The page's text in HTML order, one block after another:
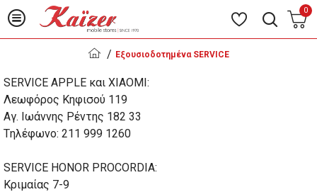
0
Εξουσιοδοτημένα SERVICE
SERVICE APPLE και XIAOMI:
Λεωφόρος Κηφισού 119
Αγ. Ιωάννης Ρέντης 182 33
Tηλέφωνο: 211 999 1260
SERVICE HONOR PROCORDIA:
Κριμαίας 7-9